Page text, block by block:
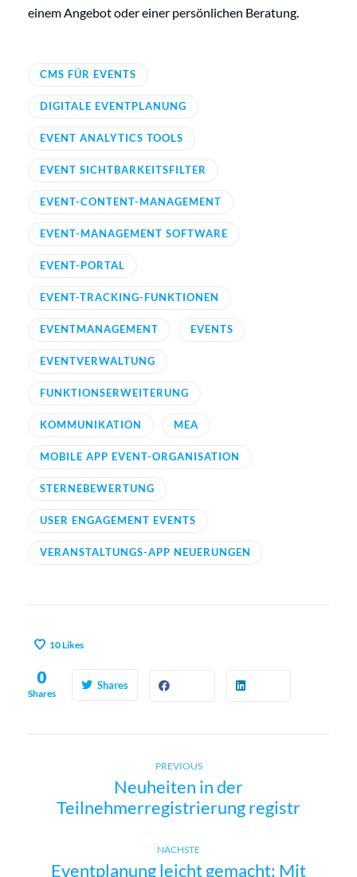
einem Angebot oder einer persönlichen Beratung.
CMS FÜR EVENTS
DIGITALE EVENTPLANUNG
EVENT ANALYTICS TOOLS
EVENT SICHTBARKEITSFILTER
EVENT-CONTENT-MANAGEMENT
EVENT-MANAGEMENT SOFTWARE
EVENT-PORTAL
EVENT-TRACKING-FUNKTIONEN
EVENTMANAGEMENT EVENTS
EVENTVERWALTUNG
FUNKTIONSERWEITERUNG
KOMMUNIKATION MEA
MOBILE APP EVENT-ORGANISATION
STERNEBEWERTUNG
USER ENGAGEMENT EVENTS
VERANSTALTUNGS-APP NEUERUNGEN
10Likes
0
Shares
Shares
PREVIOUSPrevious
post:
Neuheiten in der
Teilnehmerregistrierung registr
NÄCHSTENext
post:
Eventplanung leicht gemacht: Mit